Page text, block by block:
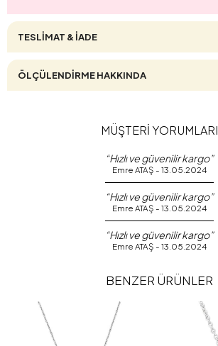
TESLİMAT & İADE
ÖLÇÜLENDİRME HAKKINDA
MÜŞTERİ YORUMLARI
“Hızlı ve güvenilir kargo”
Emre ATAŞ - 13.05.2024
“Hızlı ve güvenilir kargo”
Emre ATAŞ - 13.05.2024
“Hızlı ve güvenilir kargo”
Emre ATAŞ - 13.05.2024
BENZER ÜRÜNLER